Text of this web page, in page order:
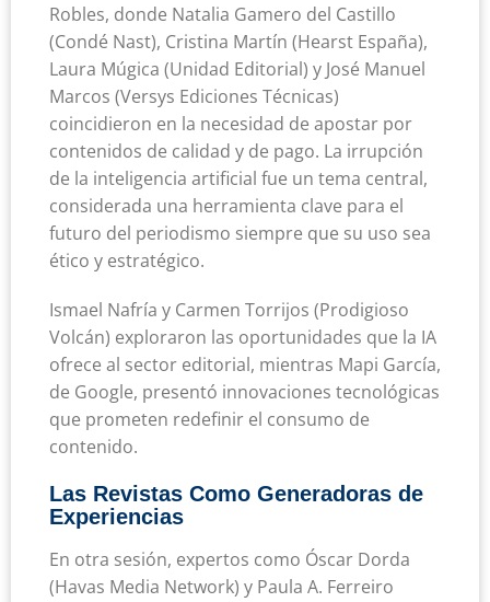
Robles, donde Natalia Gamero del Castillo
(Condé Nast), Cristina Martín (Hearst España),
Laura Múgica (Unidad Editorial) y José Manuel
Marcos (Versys Ediciones Técnicas)
coincidieron en la necesidad de apostar por
contenidos de calidad y de pago. La irrupción
de la inteligencia artificial fue un tema central,
considerada una herramienta clave para el
futuro del periodismo siempre que su uso sea
ético y estratégico.
Ismael Nafría y Carmen Torrijos (Prodigioso
Volcán) exploraron las oportunidades que la IA
ofrece al sector editorial, mientras Mapi García,
de Google, presentó innovaciones tecnológicas
que prometen redefinir el consumo de
contenido.
Las Revistas Como Generadoras de
Experiencias
En otra sesión, expertos como Óscar Dorda
(Havas Media Network) y Paula A. Ferreiro